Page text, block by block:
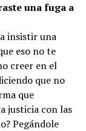
una fuga a
insistir una
eso no te
creer en el
que no
que
justicia con las
Pegándole